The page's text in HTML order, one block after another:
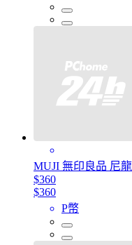
MUJI 無印良品 尼
$360
$360
P幣